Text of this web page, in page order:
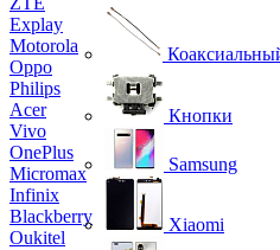
Explay
Motorola
Oppo
Philips
Acer
Vivo
OnePlus
Micromax
Infinix
Blackberry
Oukitel
Кнопки
Samsung
Xiaomi